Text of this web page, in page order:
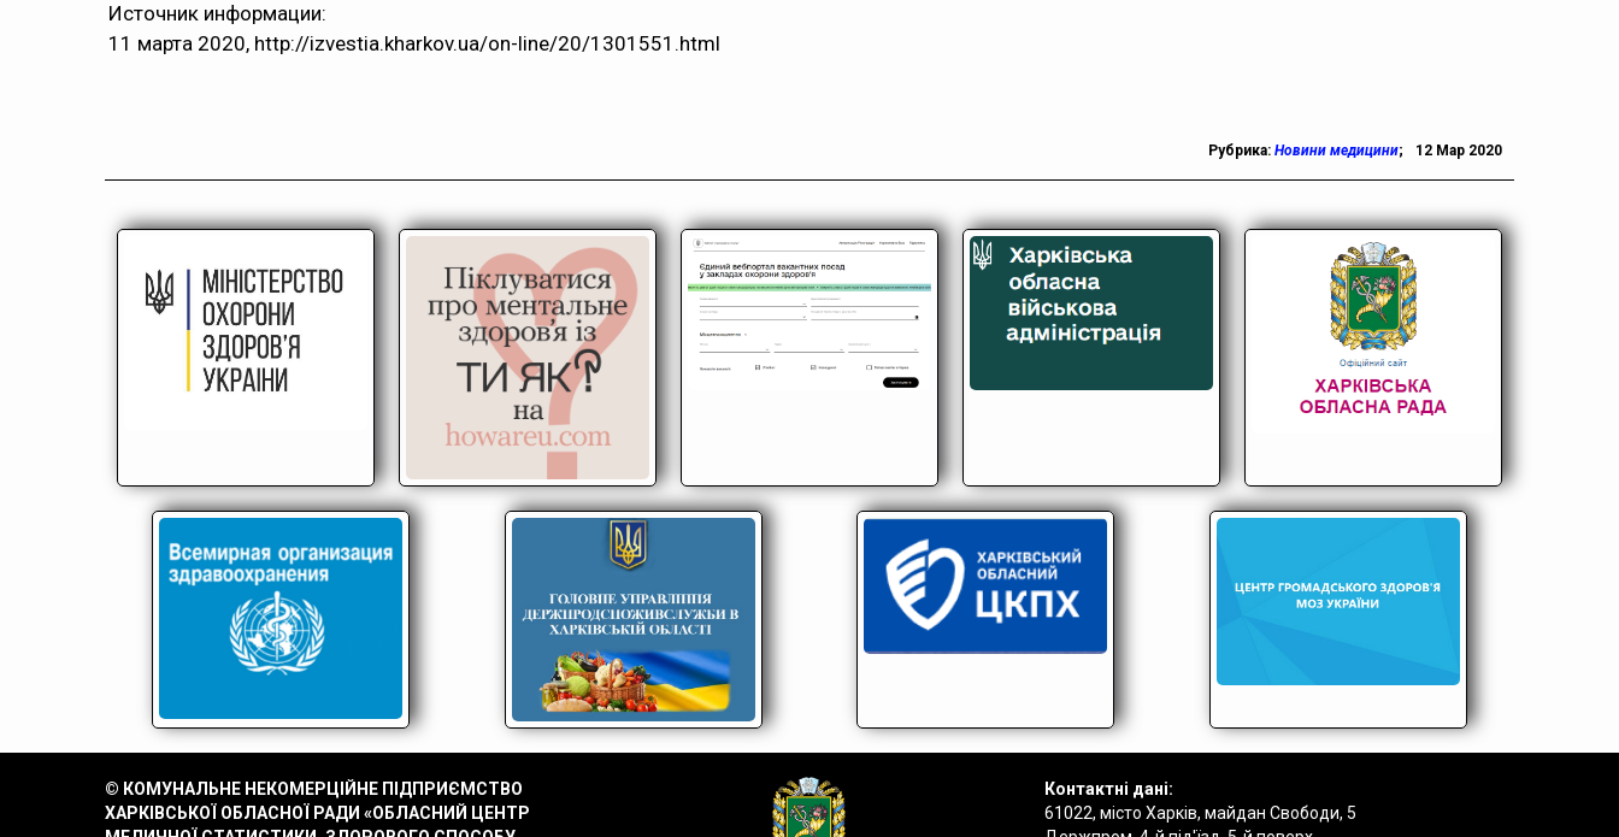
Источник информации:
11 марта 2020, http://izvestia.kharkov.ua/on-line/20/1301551.html
Рубрика: Новини медицини; 12 Мар 2020
© КОМУНАЛЬНЕ НЕКОМЕРЦІЙНЕ ПІДПРИЄМСТВО
ХАРКІВСЬКОЇ ОБЛАСНОЇ РАДИ «ОБЛАСНИЙ ЦЕНТР
Контактні дані:
61022, місто Харків, майдан Свободи, 5